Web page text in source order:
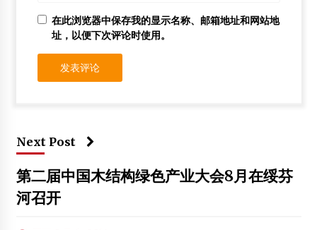
在此浏览器中保存我的显示名称、邮箱地址和网站地
址，以便下次评论时使用。
Next Post
第二届中国木结构绿色产业大会8月在绥芬
河召开